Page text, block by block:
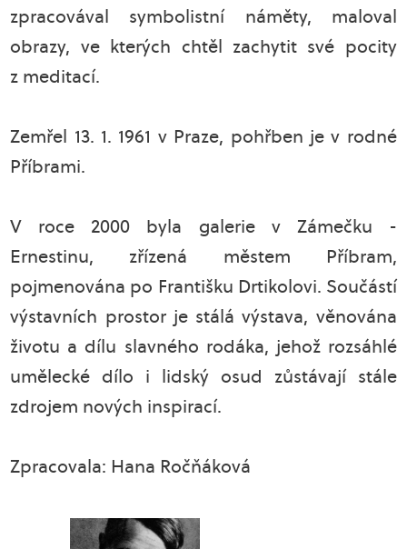
zpracovával symbolistní náměty, maloval
obrazy, ve kterých chtěl zachytit své pocity
z meditací.
Zemřel 13. 1. 1961 v Praze, pohřben je v rodné
Příbrami.
V roce 2000 byla galerie v Zámečku -
Ernestinu, zřízená městem Příbram,
pojmenována po Františku Drtikolovi. Součástí
výstavních prostor je stálá výstava, věnována
životu a dílu slavného rodáka, jehož rozsáhlé
umělecké dílo i lidský osud zůstávají stále
zdrojem nových inspirací.
Zpracovala: Hana Ročňáková